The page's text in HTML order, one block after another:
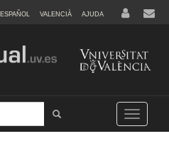
ESPAÑOL VALENCIÀ AJUDA
Tramet
Toggle
navigation